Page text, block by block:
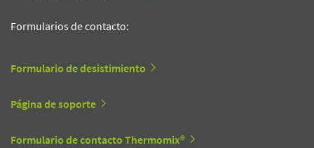
Formularios de contacto:
Formulario de desistimiento
Página de soporte
Formulario de contacto Thermomix®